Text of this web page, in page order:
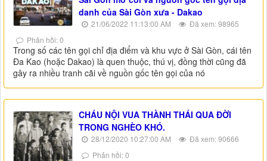
danh của Sài Gòn xưa - Dakao
21/06/2022 11:13:00 AM
Đã xem: 98965
Phản hồi: 0
Trong số các tên gọi chỉ địa điểm và khu vực ở Sài Gòn, cái tên
Đa Kao (hoặc Dakao) là quen thuộc, thú vị, đồng thời cũng đã
gây ra nhiều tranh cãi về nguồn gốc tên gọi của nó
CHÁU NỘI VUA THÀNH THÁI QUA ĐỜI
TRONG NGHÈO KHÓ.
28/12/2020 10:27:00 AM
Đã xem: 90666
Phản hồi: 0